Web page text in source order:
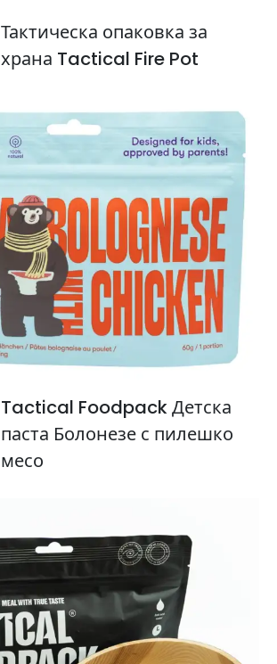
Тактическа опаковка за
храна Tactical Fire Pot
Tactical Foodpack Детска
паста Болонезе с пилешко
месо